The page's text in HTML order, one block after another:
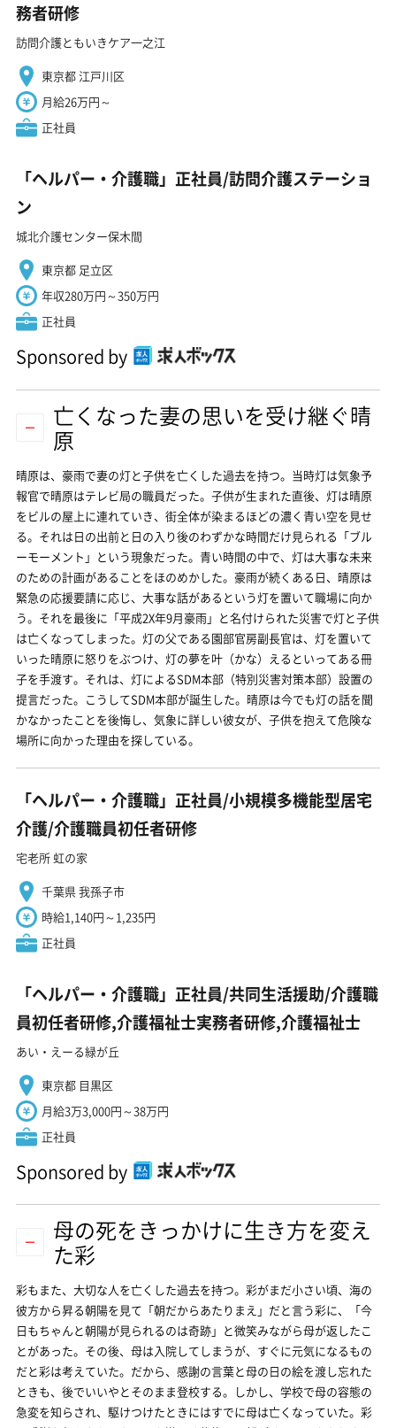
務者研修
訪問介護ともいきケア一之江
東京都 江戸川区
月給26万円～
正社員
「ヘルパー・介護職」正社員/訪問介護ステーショ
ン
城北介護センター保木間
東京都 足立区
年収280万円～350万円
正社員
Sponsored by
亡くなった妻の思いを受け継ぐ晴
原
晴原は、豪雨で妻の灯と子供を亡くした過去を持つ。当時灯は気象予
報官で晴原はテレビ局の職員だった。子供が生まれた直後、灯は晴原
をビルの屋上に連れていき、街全体が染まるほどの濃く青い空を見せ
る。それは日の出前と日の入り後のわずかな時間だけ見られる「ブル
ーモーメント」という現象だった。青い時間の中で、灯は大事な未来
のための計画があることをほのめかした。豪雨が続くある日、晴原は
緊急の応援要請に応じ、大事な話があるという灯を置いて職場に向か
う。それを最後に「平成2X年9月豪雨」と名付けられた災害で灯と子供
は亡くなってしまった。灯の父である園部官房副長官は、灯を置いて
いった晴原に怒りをぶつけ、灯の夢を叶（かな）えるといってある冊
子を手渡す。それは、灯によるSDM本部（特別災害対策本部）設置の
提言だった。こうしてSDM本部が誕生した。晴原は今でも灯の話を聞
かなかったことを後悔し、気象に詳しい彼女が、子供を抱えて危険な
場所に向かった理由を探している。
「ヘルパー・介護職」正社員/小規模多機能型居宅
介護/介護職員初任者研修
宅老所 虹の家
千葉県 我孫子市
時給1,140円～1,235円
正社員
「ヘルパー・介護職」正社員/共同生活援助/介護職
員初任者研修,介護福祉士実務者研修,介護福祉士
あい・えーる緑が丘
東京都 目黒区
月給3万3,000円～38万円
正社員
Sponsored by
母の死をきっかけに生き方を変え
た彩
彩もまた、大切な人を亡くした過去を持つ。彩がまだ小さい頃、海の
彼方から昇る朝陽を見て「朝だからあたりまえ」だと言う彩に、「今
日もちゃんと朝陽が見られるのは奇跡」と微笑みながら母が返したこ
とがあった。その後、母は入院してしまうが、すぐに元気になるもの
だと彩は考えていた。だから、感謝の言葉と母の日の絵を渡し忘れた
ときも、後でいいやとそのまま登校する。しかし、学校で母の容態の
急変を知らされ、駆けつけたときにはすでに母は亡くなっていた。彩